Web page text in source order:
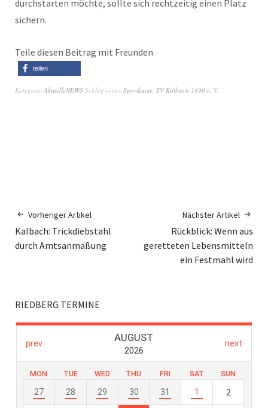
durchstarten möchte, sollte sich rechtzeitig einen Platz
sichern.
Teile diesen Beitrag mit Freunden
teilen
Kategorie AktuelleNEWS SchlagwörterSportkurse, TV Kalbach 1890 e. V.
Vorheriger Artikel
Kalbach: Trickdiebstahl
durch Amtsanmaßung
Nächster Artikel
Rückblick: Wenn aus
geretteten Lebensmitteln
ein Festmahl wird
RIEDBERG TERMINE